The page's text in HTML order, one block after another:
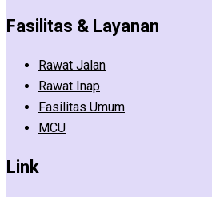
Fasilitas & Layanan
Rawat Jalan
Rawat Inap
Fasilitas Umum
MCU
Link